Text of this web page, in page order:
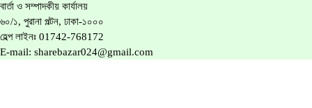
বার্তা ও সম্পাদকীয় কার্যালয়
৬০/১, পুরানা পল্টন, ঢাকা-১০০০
হেল্প লাইনঃ 01742-768172
E-mail: sharebazar024@gmail.com